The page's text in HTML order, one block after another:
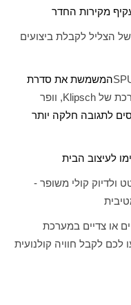
מקירות החדר
הצליל לקבלת ביצועים
המשמשת את סדרת
של Klipsch, וופר
לתגובה חלקה יותר
לעיצוב הבית
קולי משופר -
או צדיים במערכת
לכם לקבל חוויה קולנועית